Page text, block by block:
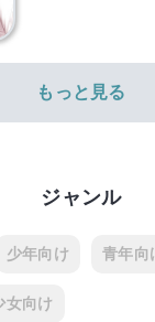
もっと見る
ジャンル
少年向け 青年向
女向け